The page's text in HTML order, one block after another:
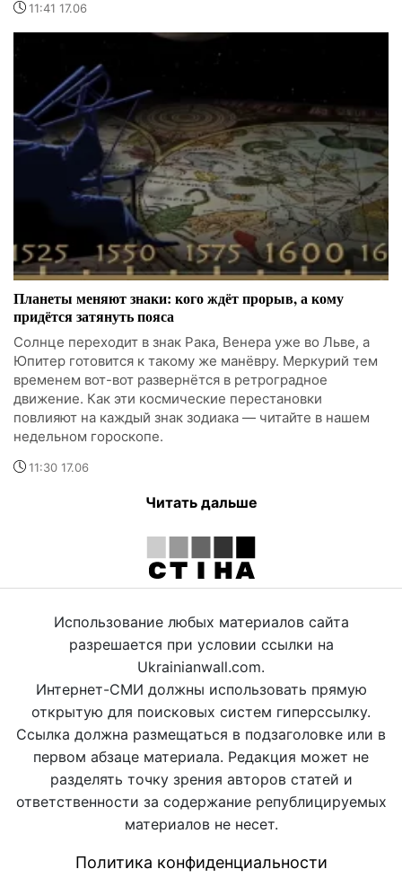
11:41 17.06
Планеты меняют знаки: кого ждёт прорыв, а кому
придётся затянуть пояса
Солнце переходит в знак Рака, Венера уже во Льве, а
Юпитер готовится к такому же манёвру. Меркурий тем
временем вот-вот развернётся в ретроградное
движение. Как эти космические перестановки
повлияют на каждый знак зодиака — читайте в нашем
недельном гороскопе.
11:30 17.06
Читать дальше
Использование любых материалов сайта
разрешается при условии ссылки на
Ukrainianwall.com.
Интернет-СМИ должны использовать прямую
открытую для поисковых систем гиперссылку.
Ссылка должна размещаться в подзаголовке или в
первом абзаце материала. Редакция может не
разделять точку зрения авторов статей и
ответственности за содержание републицируемых
материалов не несет.
Политика конфиденциальности